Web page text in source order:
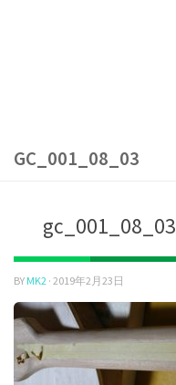
GC_001_08_03
gc_001_08_03
BY MK2 · 2019年2月23日